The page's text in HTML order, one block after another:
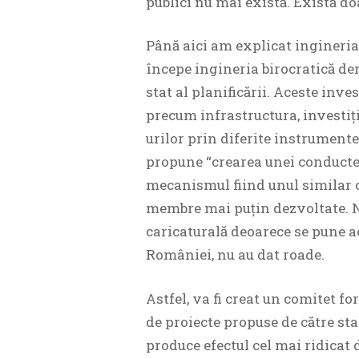
Până aici am explicat
începe ingineria birocratică
stat al planificării. Aceste
precum infrastructura,
urilor prin diferite instrumente
propune “crearea unei
mecanismul fiind unul similar
membre mai puțin dezvoltate.
caricaturală deoarece se pune
României, nu au dat roade.
Astfel, va fi creat un comitet
de proiecte propuse de către
produce efectul cel mai ridicat